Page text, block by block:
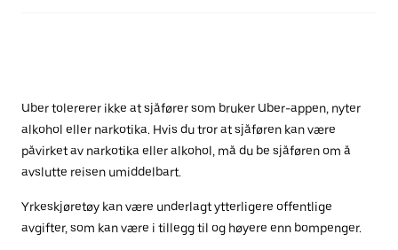
Uber tolererer ikke at sjåfører som bruker Uber-appen, nyter
alkohol eller narkotika. Hvis du tror at sjåføren kan være
påvirket av narkotika eller alkohol, må du be sjåføren om å
avslutte reisen umiddelbart.
Yrkeskjøretøy kan være underlagt ytterligere offentlige
avgifter, som kan være i tillegg til og høyere enn bompenger.